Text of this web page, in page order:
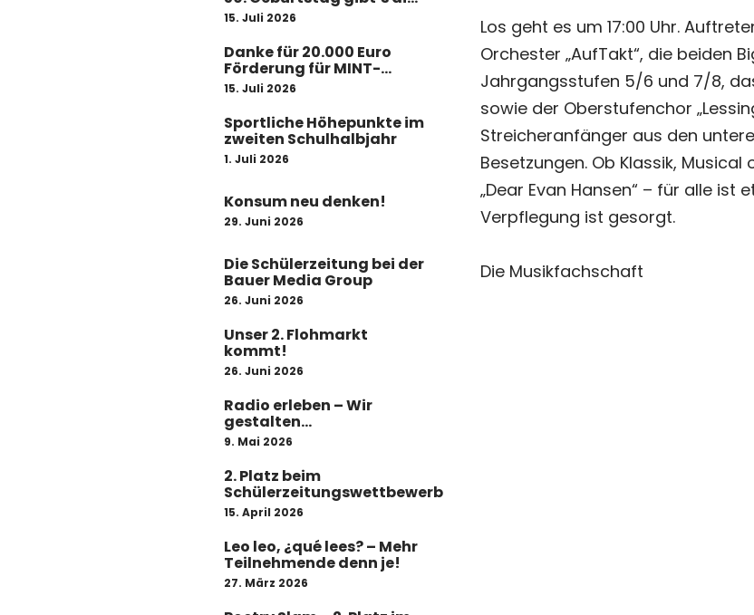
Los geht es um 17:00 Uhr.
Orchester „AufTakt“, die beiden
Jahrgangsstufen 5/6 und 7/8,
sowie der Oberstufenchor
Streicheranfänger aus den
Besetzungen. Ob Klassik,
„Dear Evan Hansen“ – für alle
Verpflegung ist gesorgt.
Die Musikfachschaft
Komplettsanierung
15. Juli 2026
Danke für 20.000 Euro
Förderung für MINT-
Projekte am LGN!
15. Juli 2026
Sportliche Höhepunkte im
zweiten Schulhalbjahr
1. Juli 2026
Konsum neu denken!
29. Juni 2026
Die Schülerzeitung bei der
Bauer Media Group
26. Juni 2026
Unser 2. Flohmarkt
kommt!
26. Juni 2026
Radio erleben – Wir
gestalten
Kindernachrichten!
9. Mai 2026
2. Platz beim
Schülerzeitungswettbewerb
15. April 2026
Leo leo, ¿qué lees? – Mehr
Teilnehmende denn je!
27. März 2026